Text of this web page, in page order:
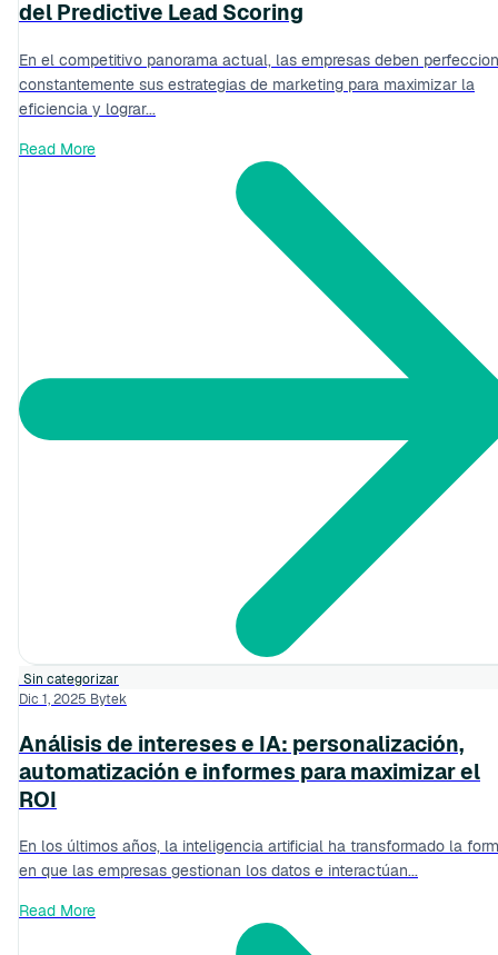
del Predictive Lead Scoring
En el competitivo panorama actual, las empresas deben
constantemente sus estrategias de marketing para maximizar la
eficiencia y lograr...
Read More
Sin categorizar
Dic 1, 2025 Bytek
Análisis de intereses e IA: personalización,
automatización e informes para maximizar el
ROI
En los últimos años, la inteligencia artificial ha transformado la
en que las empresas gestionan los datos e interactúan...
Read More